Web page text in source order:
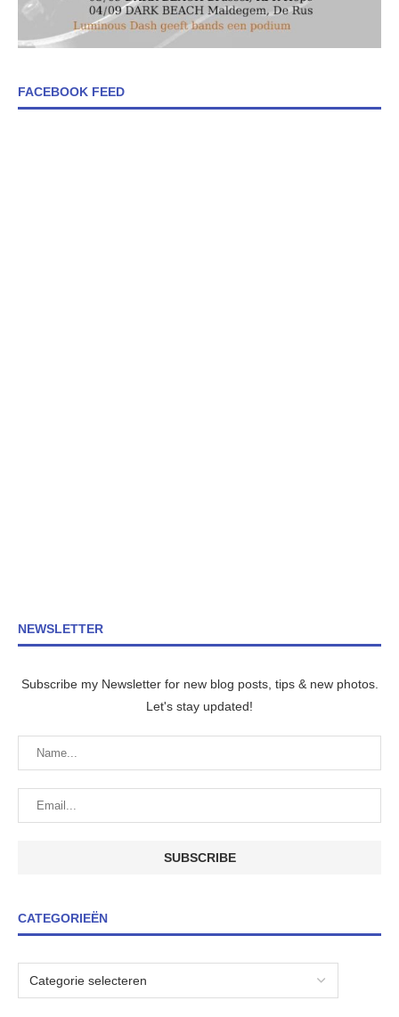
FACEBOOK FEED
NEWSLETTER
Subscribe my Newsletter for new blog posts, tips & new photos.
Let's stay updated!
CATEGORIEËN